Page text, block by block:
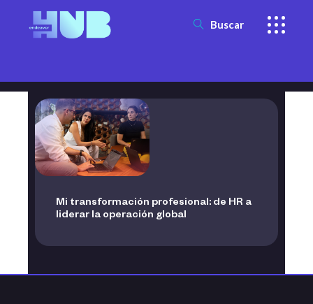
Buscar
Mi transformación profesional: de HR a
liderar la operación global